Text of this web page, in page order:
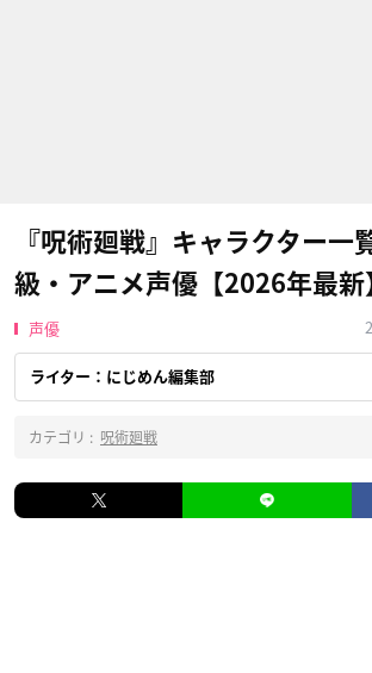
『呪術廻戦』キャラクター
級・アニメ声優【2026年最新
声優
ライター：にじめん編集部
カテゴリ : 呪術廻戦